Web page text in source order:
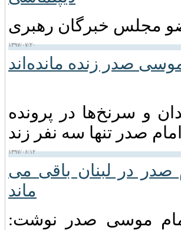
۱۳۹۷/۰۷/۲۰
صدر زنده مانده‌اند
و سرنخ‌ها در پرونده
۱۳۹۷/۰۶/۱۲
صدر در لبنان باقی می
ماند
امام موسی صدر نوشت: